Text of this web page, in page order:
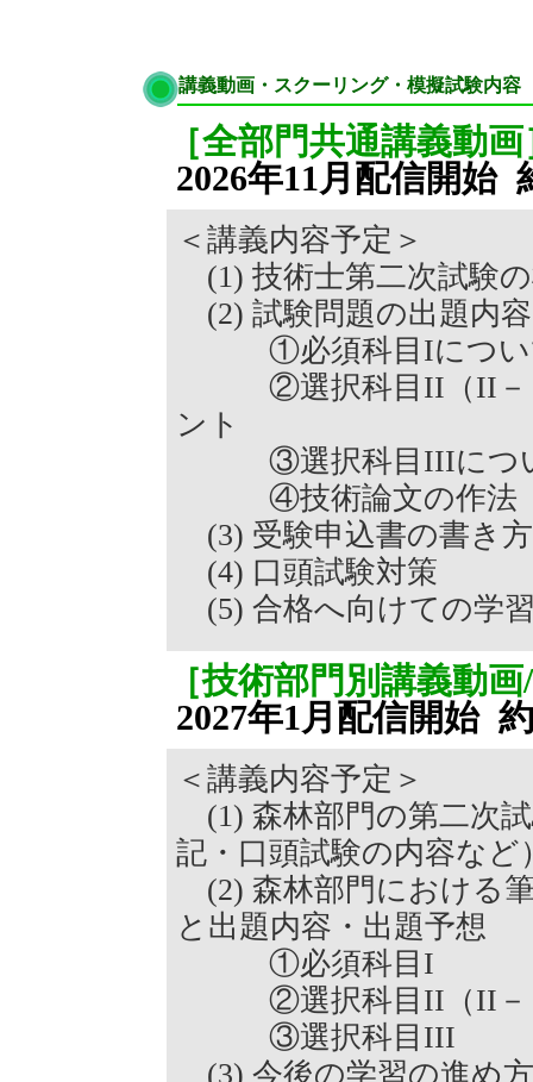
講義動画・スクーリング・模擬試験内容
［全部門共通講義動画
2026年11月配信開始
＜講義内容予定＞
(1) 技術士第二次試験
(2) 試験問題の出題内
①必須科目Iについ
②選択科目II（II－１
ント
③選択科目IIIについ
④技術論文の作法（
(3) 受験申込書の書き方
(4) 口頭試験対策
(5) 合格へ向けての学
［技術部門別講義動
2027年1月配信開始
＜講義内容予定＞
(1) 森林部門の第二次
記・口頭試験の内容など
(2) 森林部門における
と出題内容・出題予想
①必須科目I
②選択科目II（II－
③選択科目III
(3) 今後の学習の進め